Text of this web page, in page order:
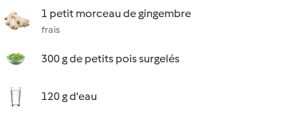
1 petit morceau de gingembre
frais
300 g de petits pois surgelés
120 g d'eau